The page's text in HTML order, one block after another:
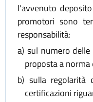
l'avvenuto
promotori sono
responsabilità:
a) sul numero
proposta a
b) sulla regolarità
certificazioni